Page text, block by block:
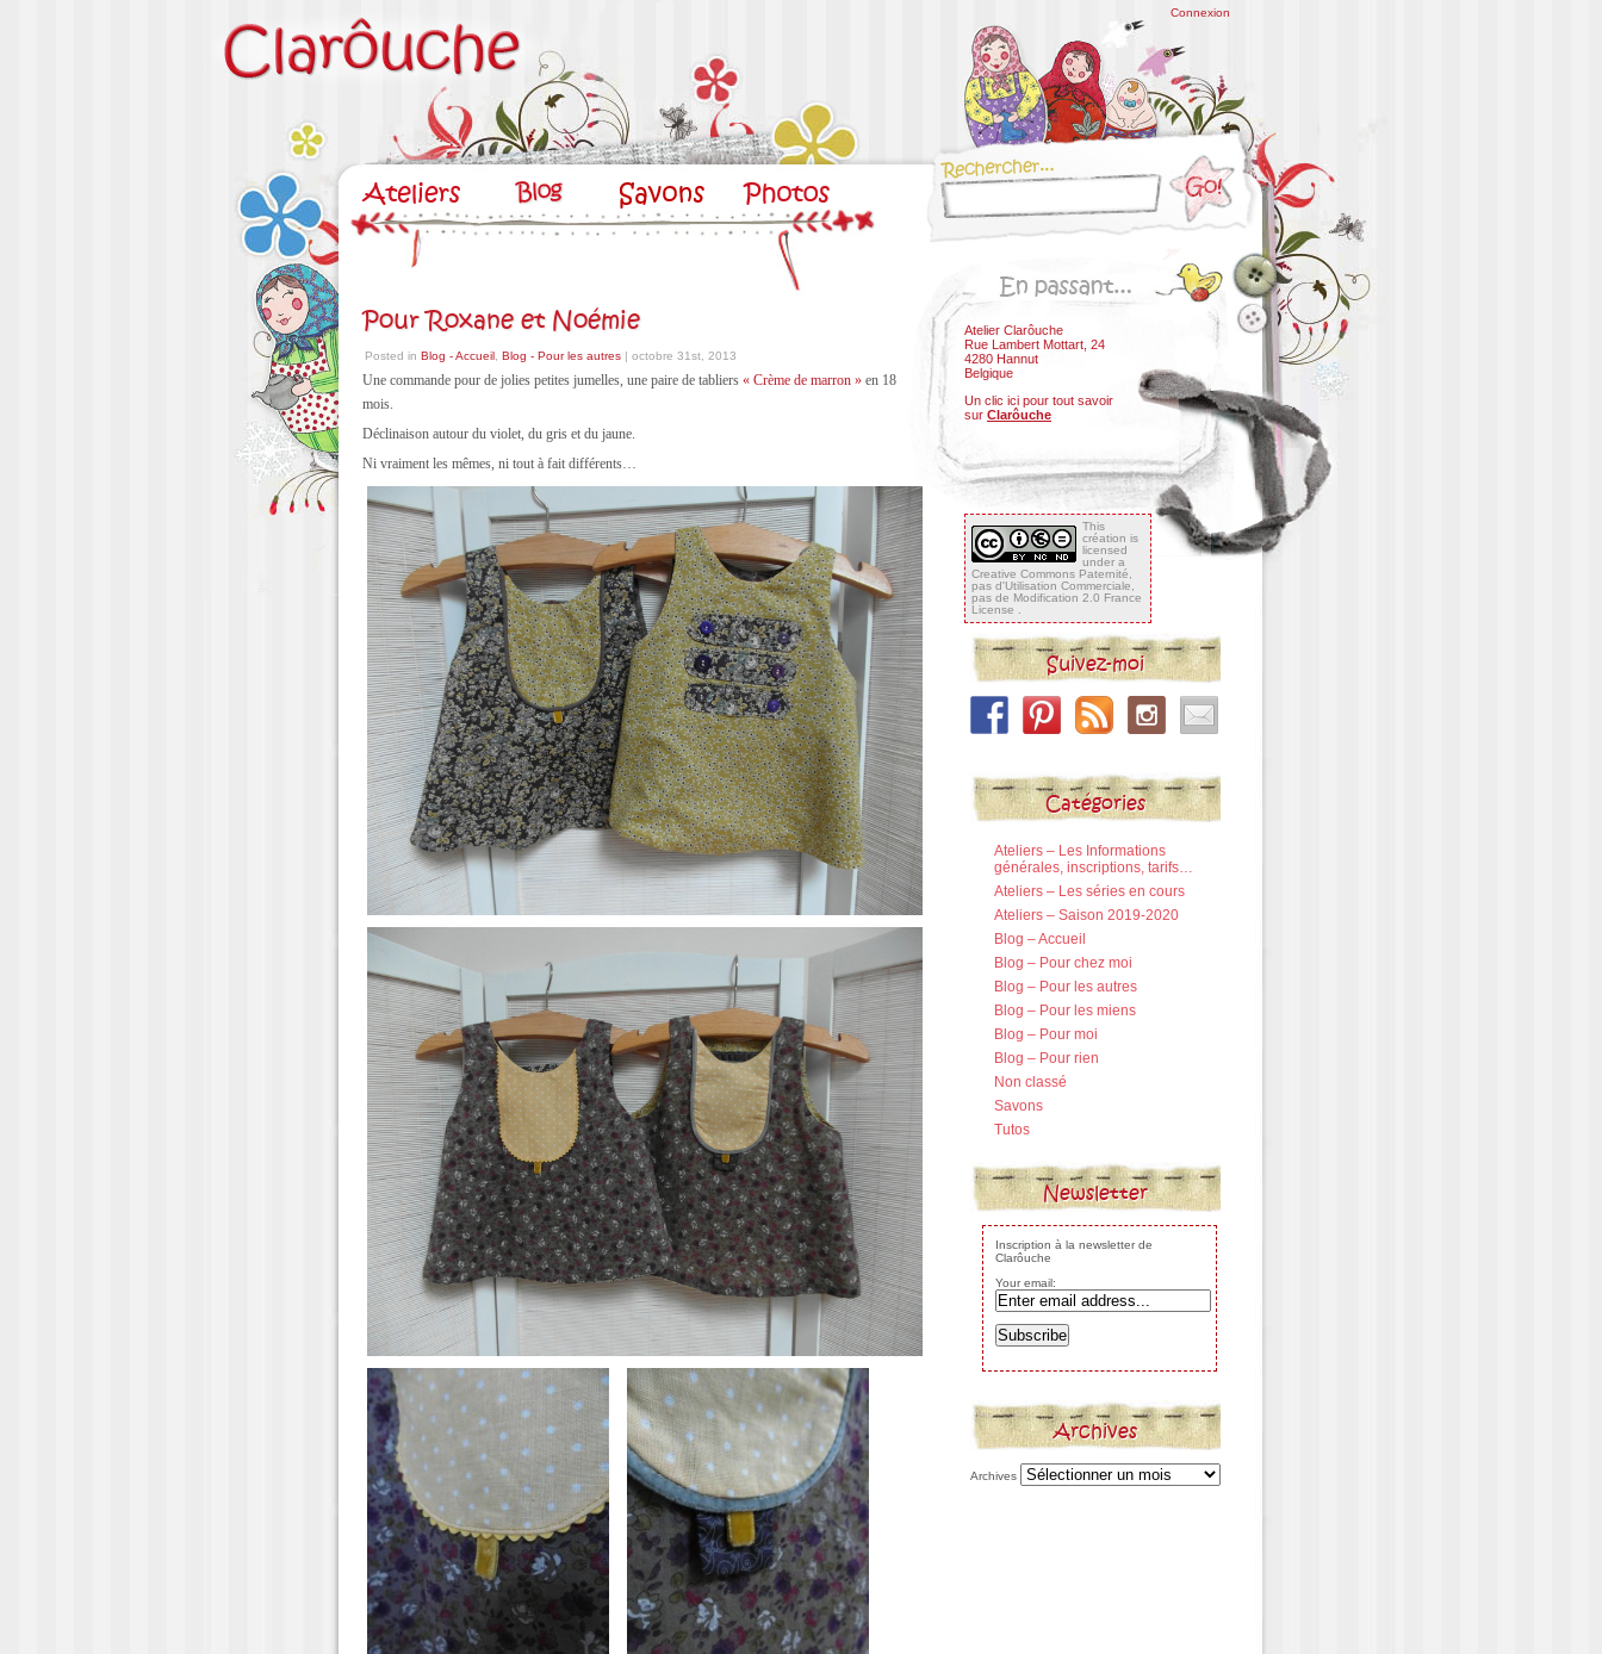
Connexion
Pour Roxane et Noémie
Posted in Blog - Accueil Blog - Pour les autres | octobre 31st, 2013
Une commande pour de jolies petites jumelles, une paire de tabliers « Crème de marron » en 18
mois.
Déclinaison autour du violet, du gris et du jaune.
Ni vraiment les mêmes, ni tout à fait différents…
Atelier Clarôuche
Rue Lambert Mottart, 24
4280 Hannut
Belgique
Un clic ici pour tout savoir
sur Clarôuche
This
création is
licensed
under a
Creative Commons Paternité,
pas d'Utilisation Commerciale,
pas de Modification 2.0 France
License
Suivez-moi
Catégories
Ateliers – Les Informations
générales, inscriptions, tarifs…
Ateliers – Les séries en cours
Ateliers – Saison 2019-2020
Blog – Accueil
Blog – Pour chez moi
Blog – Pour les autres
Blog – Pour les miens
Blog – Pour moi
Blog – Pour rien
Non classé
Savons
Tutos
Newsletter
Inscription à la newsletter de
Clarôuche
Your email:
Archives
Archives